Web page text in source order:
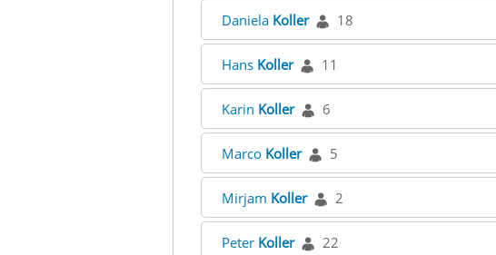
Daniela Koller 18
Hans Koller 11
Karin Koller 6
Marco Koller 5
Mirjam Koller 2
Peter Koller 22